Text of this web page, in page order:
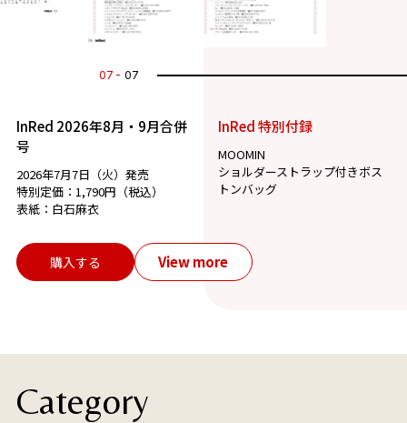
07 07
InRed 2026年8月・9月合併
号
2026年7月7日（火）発売
特別定価：1,790円（税込）
表紙：白石麻衣
InRed 特別付録
MOOMIN
ショルダーストラップ付きボス
トンバッグ
購入する View more
Category